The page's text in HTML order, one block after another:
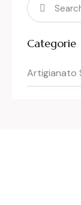
Categorie
Artigianato